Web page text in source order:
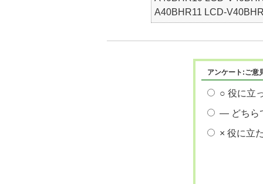
A40BHR11 LCD-
アンケート:ご意
○ 役に立
― どちら
× 役に立